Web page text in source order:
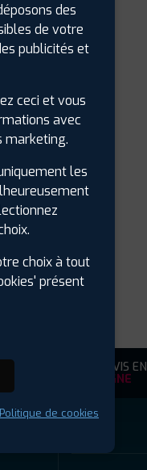
DEVIS EN
LIGNE
des
de votre
publicités et
ceci et vous
avec
marketing.
les
choix à tout
présent
Politique de cookies